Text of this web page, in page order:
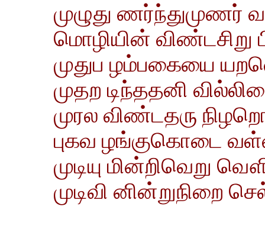
முழுது
மொழியின் விண்டசிறு
முதுப ழம்பகையை
முதற டிந்ததனி
முரல விண்டதரு நிழறொ
புகவ ழங்குகொடை
முடியு மின்றிவெறு
முடிவி னின்றுநிறை